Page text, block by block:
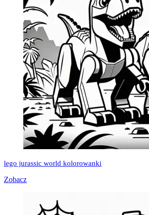
lego jurassic world kolorowanki
Zobacz